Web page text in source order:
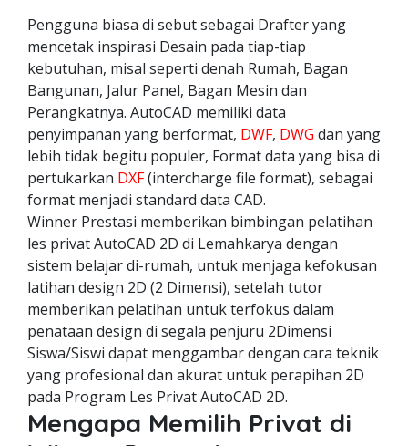
Pengguna biasa di sebut sebagai Drafter yang
mencetak inspirasi Desain pada tiap-tiap
kebutuhan, misal seperti denah Rumah, Bagan
Bangunan, Jalur Panel, Bagan Mesin dan
Perangkatnya. AutoCAD memiliki data
penyimpanan yang berformat, DWF, DWG dan yang
lebih tidak begitu populer, Format data yang bisa di
pertukarkan DXF(intercharge file format), sebagai
format menjadi standard data CAD.
Winner Prestasi memberikan bimbingan pelatihan
les privat AutoCAD 2D di Lemahkarya dengan
sistem belajar di-rumah, untuk menjaga kefokusan
latihan design 2D (2 Dimensi), setelah tutor
memberikan pelatihan untuk terfokus dalam
penataan design di segala penjuru 2Dimensi
Siswa/Siswi dapat menggambar dengan cara teknik
yang profesional dan akurat untuk perapihan 2D
pada Program Les Privat AutoCAD 2D.
Mengapa Memilih Privat di